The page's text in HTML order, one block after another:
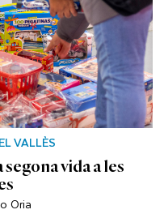
VALLÈS
vida a les
Oria